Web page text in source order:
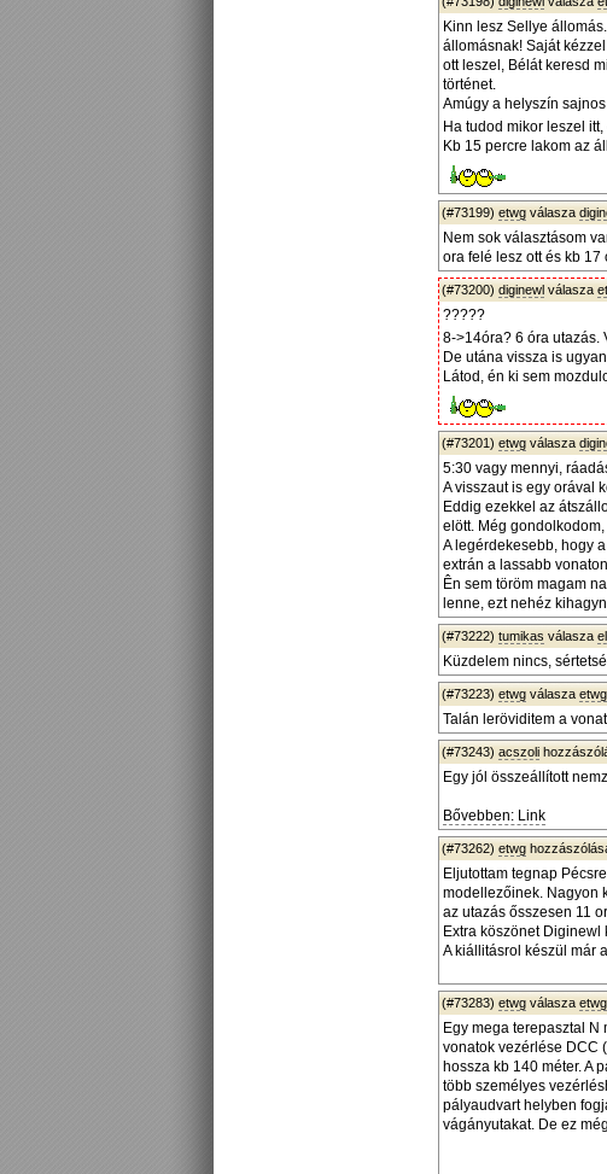
Kinn lesz Sellye
állomásnak! Saját
ott leszel, Bélát keresd
történet.
Amúgy a helyszín
Ha tudod mikor leszel
Kb 15 percre lakom az
(#73199) etwg válasza
Nem sok választásom
ora felé lesz ott és kb
(#73200) diginewl válasza
?????
8->14óra? 6 óra utazás.
De utána vissza is
Látod, én ki sem
(#73201) etwg válasza
5:30 vagy mennyi,
A visszaut is egy orával
Eddig ezekkel az
elött. Még
A legérdekesebb, hogy
extrán a lassabb
Ên sem töröm magam
lenne, ezt nehéz
(#73222) tumikas válasza
Küzdelem nincs,
(#73223) etwg válasza etwg
Talán leröviditem a
(#73243) acszoli
Egy jól összeállított
Bővebben: Link
(#73262) etwg
Eljutottam tegnap
modellezőinek. Nagyon
az utazás ősszesen 11
Extra köszönet
A kiállitásrol készül már
(#73283) etwg válasza etwg
Egy mega terepasztal N
vonatok vezérlése DCC
hossza kb 140 méter. A
több személyes
pályaudvart helyben
vágányutakat. De ez